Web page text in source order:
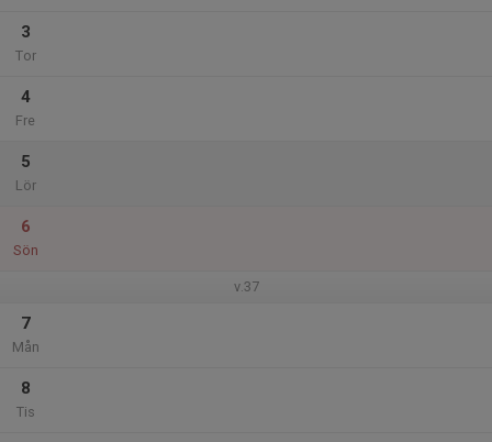
3
Tor
4
Fre
5
Lör
6
Sön
v.37
7
Mån
8
Tis